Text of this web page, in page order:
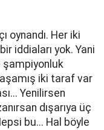
oynandı. Her iki
iddiaları yok. Yani
şampiyonluk
iki taraf var
Yenilirsen
dışarıya üç
bu... Hal böyle